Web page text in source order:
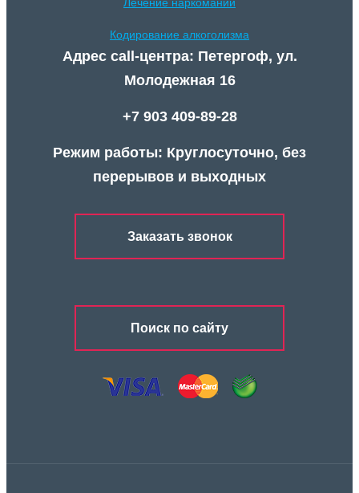
Лечение наркомании
Кодирование алкоголизма
Адрес call-центра: Петергоф, ул.
Молодежная 16
+7 903 409-89-28
Режим работы: Круглосуточно, без
перерывов и выходных
Заказать звонок
Поиск по сайту